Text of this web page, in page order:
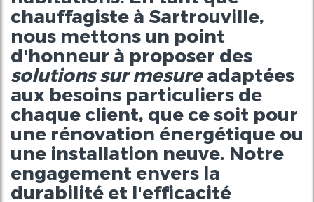
chauffagiste à Sartrouville,
nous mettons un point
d'honneur à proposer des
solutions sur mesureadaptées
aux besoins particuliers de
chaque client, que ce soit pour
une rénovation énergétique ou
une installation neuve. Notre
engagement envers la
durabilité et l'efficacité